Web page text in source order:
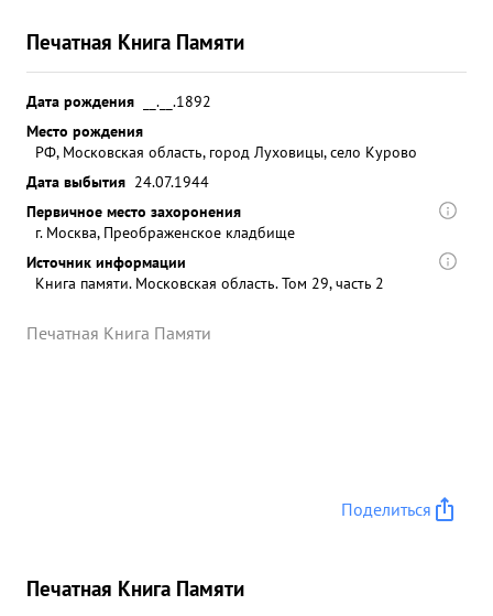
Печатная Книга Памяти
Дата рождения
__.__.1892
Место рождения
РФ, Московская область, город Луховицы, село Курово
Дата выбытия 24.07.1944
Первичное место захоронения
г. Москва, Преображенское кладбище
Источник информации
Книга памяти. Московская область. Том 29, часть 2
Печатная Книга Памяти
Поделиться
Печатная Книга Памяти